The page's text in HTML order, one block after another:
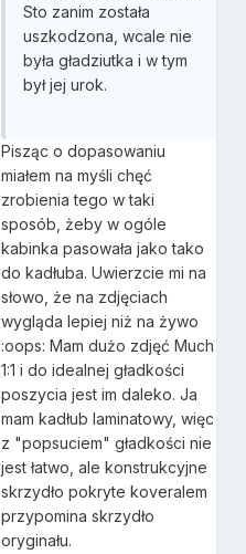
Sto zanim została
uszkodzona, wcale nie
była gładziutka i w tym
był jej urok.
Pisząc o dopasowaniu
miałem na myśli chęć
zrobienia tego w taki
sposób, żeby w ogóle
kabinka pasowała jako tako
do kadłuba. Uwierzcie mi na
słowo, że na zdjęciach
wygląda lepiej niż na żywo
:oops: Mam dużo zdjęć Much
1:1 i do idealnej gładkości
poszycia jest im daleko. Ja
mam kadłub laminatowy, więc
z "popsuciem" gładkości nie
jest łatwo, ale konstrukcyjne
skrzydło pokryte koveralem
przypomina skrzydło
oryginału.